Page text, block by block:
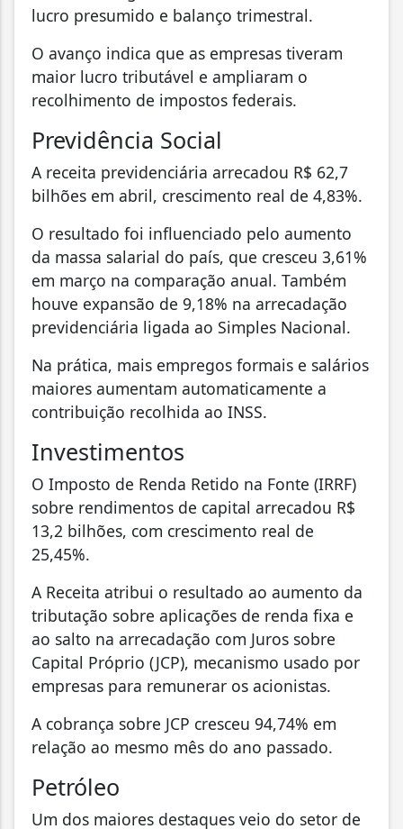
lucro presumido e balanço trimestral.
O avanço indica que as empresas tiveram
maior lucro tributável e ampliaram o
recolhimento de impostos federais.
Previdência Social
A receita previdenciária arrecadou R$ 62,7
bilhões em abril, crescimento real de 4,83%.
O resultado foi influenciado pelo aumento
da massa salarial do país, que cresceu 3,61%
em março na comparação anual. Também
houve expansão de 9,18% na arrecadação
previdenciária ligada ao Simples Nacional.
Na prática, mais empregos formais e salários
maiores aumentam automaticamente a
contribuição recolhida ao INSS.
Investimentos
O Imposto de Renda Retido na Fonte (IRRF)
sobre rendimentos de capital arrecadou R$
13,2 bilhões, com crescimento real de
25,45%.
A Receita atribui o resultado ao aumento da
tributação sobre aplicações de renda fixa e
ao salto na arrecadação com Juros sobre
Capital Próprio (JCP), mecanismo usado por
empresas para remunerar os acionistas.
A cobrança sobre JCP cresceu 94,74% em
relação ao mesmo mês do ano passado.
Petróleo
Um dos maiores destaques veio do setor de